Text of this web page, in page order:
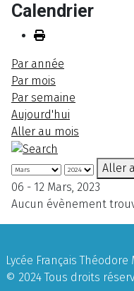
Calendrier
Par année
Par mois
Par semaine
Aujourd'hui
Aller au mois
Aller
06 - 12 Mars, 2023
Aucun évènement
Lycée Français
© 2024 Tous droits